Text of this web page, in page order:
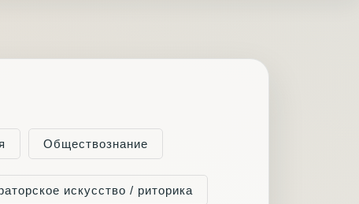
Обществознание
искусство / риторика